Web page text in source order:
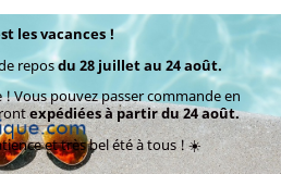
les vacances !
reposdu 28 juillet au 24 août.
Vous pouvez passer commande en
expédiées à partir du 24 août.
et très bel été à tous ! ☀️